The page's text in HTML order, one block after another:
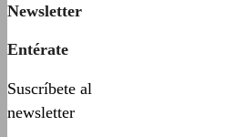
Newsletter
Entérate
Suscríbete al
newsletter